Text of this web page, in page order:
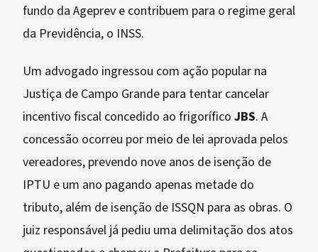
fundo da Ageprev e contribuem para o regime geral
da Previdência, o INSS.
Um advogado ingressou com ação popular na
Justiça de Campo Grande para tentar cancelar
incentivo fiscal concedido ao frigorífico JBS. A
concessão ocorreu por meio de lei aprovada pelos
vereadores, prevendo nove anos de isenção de
IPTU e um ano pagando apenas metade do
tributo, além de isenção de ISSQN para as obras. O
juiz responsável já pediu uma delimitação dos atos